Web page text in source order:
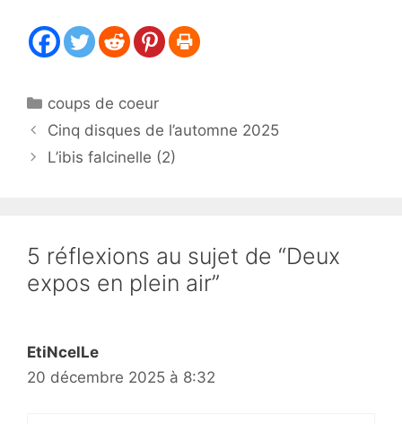
Catégories
coups de coeur
Cinq disques de l’automne 2025
L’ibis falcinelle (2)
5 réflexions au sujet de “Deux
expos en plein air”
EtiNcelLe
20 décembre 2025 à 8:32